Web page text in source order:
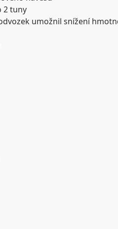
2 tuny
umožnil snížení